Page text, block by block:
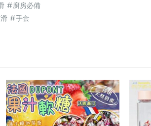
#廚房必備
#手套